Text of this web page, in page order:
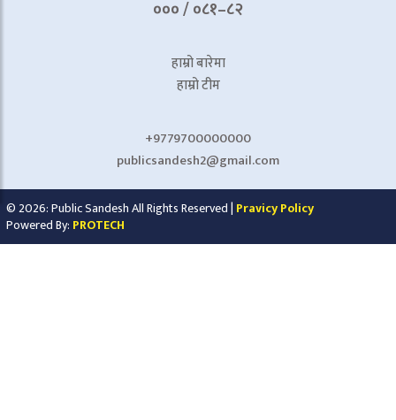
००० / ०८१–८२
हाम्रो बारेमा
हाम्रो टीम
+9779700000000
publicsandesh2@gmail.com
© 2026: Public Sandesh All Rights Reserved | Pravicy Policy
Powered By: PROTECH